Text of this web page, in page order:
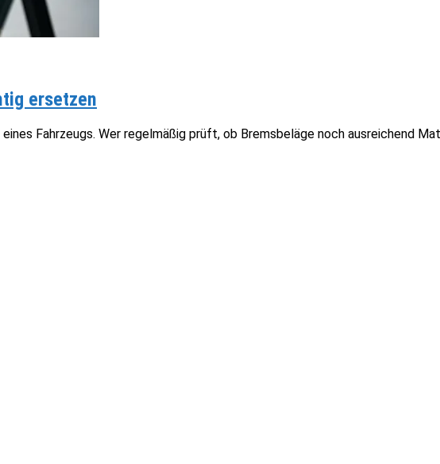
ersetzen
Fahrzeugs. Wer regelmäßig prüft, ob Bremsbeläge noch ausreichend